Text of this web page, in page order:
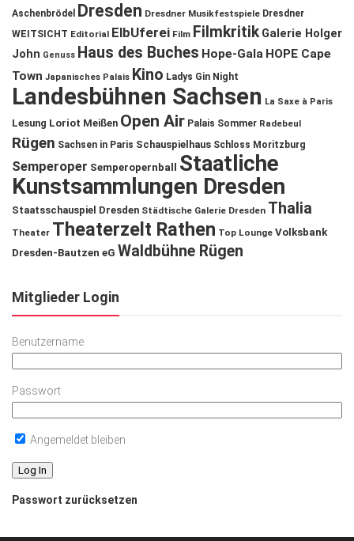
Aschenbrödel
Dresden Dresdner Musikfestspiele Dresdner
WEITSICHT Editorial ElbUferei Film Filmkritik Galerie Holger
John Genuss Haus des Buches Hope-Gala HOPE Cape
Town Japanisches Palais Kino Ladys Gin Night
Landesbühnen Sachsen La Saxe à Paris
Lesung Loriot Meißen Open Air Palais Sommer Radebeul
Rügen Sachsen in Paris Schauspielhaus Schloss Moritzburg
Semperoper Semperopernball
Staatliche
Kunstsammlungen Dresden
Staatsschauspiel Dresden Städtische Galerie Dresden Thalia
Theater Theaterzelt Rathen Top Lounge Volksbank
Dresden-Bautzen eG Waldbühne Rügen
Mitglieder Login
Benutzername
Passwort
Angemeldet bleiben
Passwort zurücksetzen